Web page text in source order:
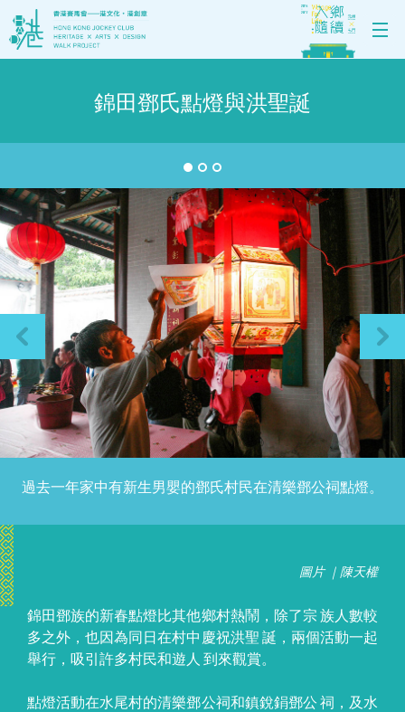
錦田鄧氏點燈與洪聖誕
過去一年家中有新生男嬰的鄧氏村民在清樂鄧公祠點燈。
圖片 ｜陳天權
錦田鄧族的新春點燈比其他鄉村熱鬧，除了宗 族人數較
多之外，也因為同日在村中慶祝洪聖 誕，兩個活動一起
舉行，吸引許多村民和遊人 到來觀賞。
點燈活動在水尾村的清樂鄧公祠和鎮銳鋗鄧公 祠，及水